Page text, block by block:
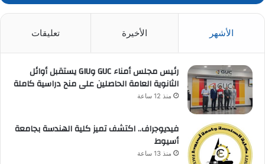
الأشهر الأخيرة تعليقات
رئيس مجلس أمناء GUC وGIU يستقبل أوائل
الثانوية العامة الحاصلين على منح دراسية كاملة
منذ 12 ساعة
فيديوجراف.. اكتشف تميز كلية الهندسة بجامعة
أسيوط
منذ 13 ساعة